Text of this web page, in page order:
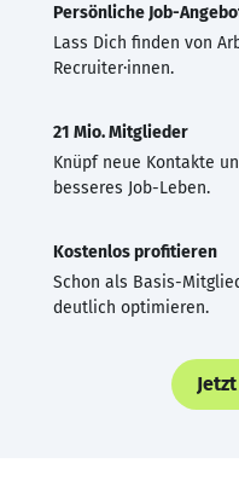
Persönliche Job-
Lass Dich finden von
Recruiter·innen.
21 Mio. Mitglieder
Knüpf neue Kontakte
besseres Job-Leben.
Kostenlos profitieren
Schon als Basis-
deutlich optimieren.